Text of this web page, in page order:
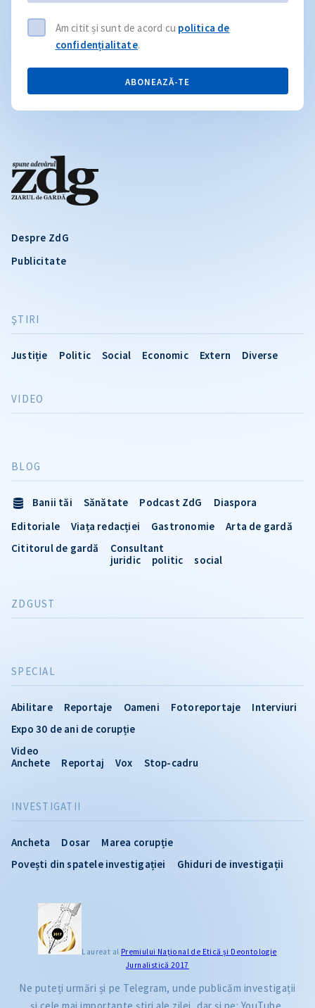
Despre ZdG
Publicitate
ŞTIRI
Justiție Politic Social Economic Extern Diverse
INVESTIGATII
Ancheta Dosar
Marea corupție
Povești din spatele investigației
Ghiduri de investigații
VIDEO
SPECIAL
Abilitare Reportaje Oameni Fotoreportaje
Interviuri
Expo 30 de ani de corupție
Video
Anchete
Reportaj Vox Stop-cadru
BLOG
Banii tăi Sănătate Podcast ZdG
Diaspora
Editoriale
Viața redacției Gastronomie
Arta de gardă
Cititorul de gardă
Consultant
juridic
politic social
ZDGUST
Am citit și sunt de acord cu politica de
confidențialitate.
ABONEAZĂ-TE
Laureat al Premiului Naţional de Etică și Deontologie
Jurnalistică 2017
Ne puteți urmări și pe Telegram, unde publicăm investigații
CITEȘTE